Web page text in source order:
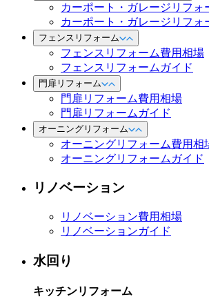
カーポート・ガレージリフォ
カーポート・ガレージリフォ
フェンスリフォーム
フェンスリフォーム費用相場
フェンスリフォームガイド
門扉リフォーム
門扉リフォーム費用相場
門扉リフォームガイド
オーニングリフォーム
オーニングリフォーム費用相
オーニングリフォームガイド
リノベーション
リノベーション費用相場
リノベーションガイド
水回り
キッチンリフォーム